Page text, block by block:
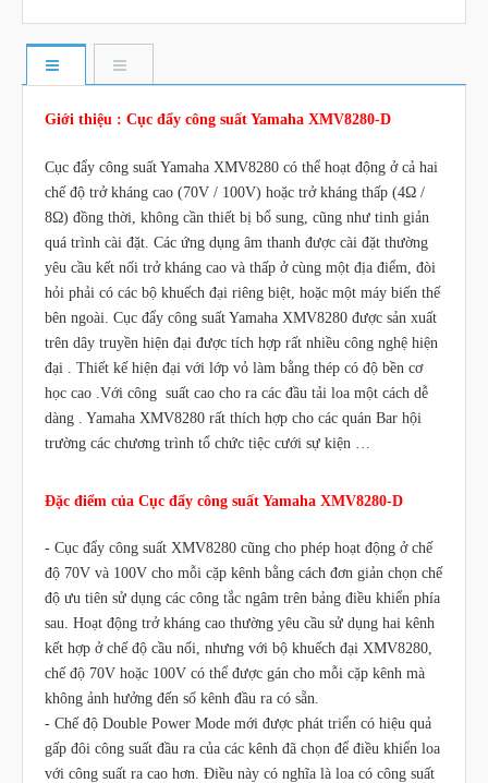
Giới thiệu : Cục đẩy công suất Yamaha XMV8280-D
Cục đẩy công suất Yamaha XMV8280 có thể hoạt động ở cả hai
chế độ trở kháng cao (70V / 100V) hoặc trở kháng thấp (4Ω /
8Ω) đồng thời, không cần thiết bị bổ sung, cũng như tinh giản
quá trình cài đặt. Các ứng dụng âm thanh được cài đặt thường
yêu cầu kết nối trở kháng cao và thấp ở cùng một địa điểm, đòi
hỏi phải có các bộ khuếch đại riêng biệt, hoặc một máy biến thế
bên ngoài. Cục đẩy công suất Yamaha XMV8280 được sản xuất
trên dây truyền hiện đại được tích hợp rất nhiều công nghệ hiện
đại . Thiết kế hiện đại với lớp vỏ làm bằng thép có độ bền cơ
học cao .Với công suất cao cho ra các đầu tải loa một cách dễ
dàng . Yamaha XMV8280 rất thích hợp cho các quán Bar hội
trường các chương trình tổ chức tiệc cưới sự kiện …
Đặc điểm của Cục đẩy công suất Yamaha XMV8280-D
- Cục đẩy công suất XMV8280 cũng cho phép hoạt động ở chế
độ 70V và 100V cho mỗi cặp kênh bằng cách đơn giản chọn chế
độ ưu tiên sử dụng các công tắc ngâm trên bảng điều khiển phía
sau. Hoạt động trở kháng cao thường yêu cầu sử dụng hai kênh
kết hợp ở chế độ cầu nối, nhưng với bộ khuếch đại XMV8280,
chế độ 70V hoặc 100V có thể được gán cho mỗi cặp kênh mà
không ảnh hưởng đến số kênh đầu ra có sẵn.
- Chế độ Double Power Mode mới được phát triển có hiệu quả
gấp đôi công suất đầu ra của các kênh đã chọn để điều khiển loa
với công suất ra cao hơn. Điều này có nghĩa là loa có công suất